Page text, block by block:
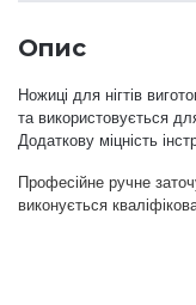
Каміфубукі
Слюда
Брокат
Опис
Ножиці для нігтів
та використовується
Додаткову міцність
Професійне ручне
виконується